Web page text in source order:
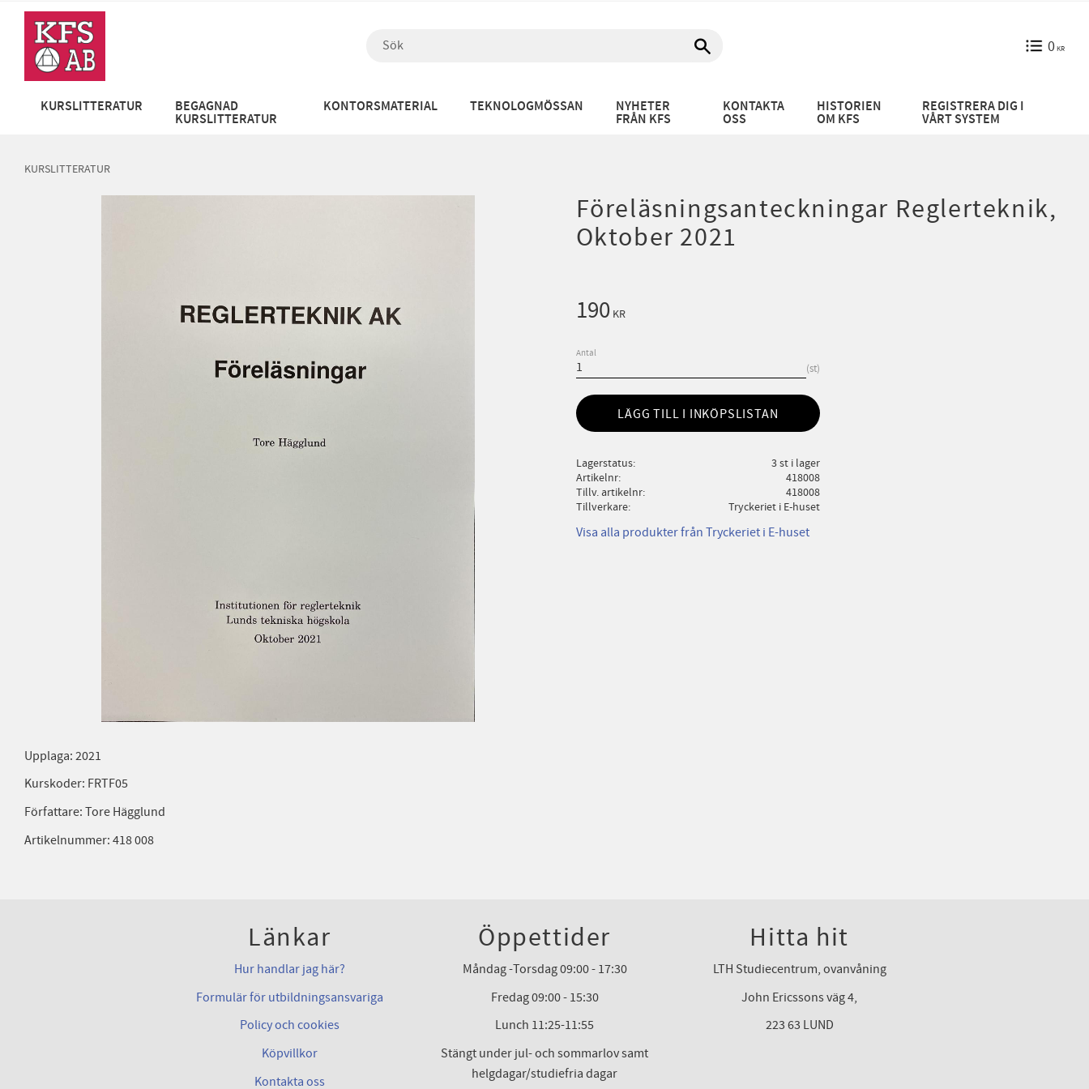
0KR
KURSLITTERATUR BEGAGNAD
KURSLITTERATUR
KONTORSMATERIAL TEKNOLOGMÖSSAN NYHETER
FRÅN KFS
KONTAKTA
OSS
HISTORIEN
OM KFS
REGISTRERA DIG I
VÅRT SYSTEM
KURSLITTERATUR
Föreläsningsanteckningar Reglerteknik,
Oktober 2021
190KR
Antal
st
LÄGG TILL I INKÖPSLISTAN
Lagerstatus
3 st i lager
Artikelnr
418008
Tillv. artikelnr
418008
Tillverkare
Tryckeriet i E-huset
Visa alla produkter från Tryckeriet i E-huset
Upplaga: 2021
Kurskoder: FRTF05
Författare: Tore Hägglund
Artikelnummer: 418 008
Länkar
Hur handlar jag här?
Formulär för utbildningsansvariga
Policy och cookies
Köpvillkor
Kontakta oss
Öppettider
Måndag -Torsdag 09:00 - 17:30
Fredag 09:00 - 15:30
Lunch 11:25-11:55
Stängt under jul- och sommarlov samt
helgdagar/studiefria dagar
Hitta hit
LTH Studiecentrum, ovanvåning
John Ericssons väg 4,
223 63 LUND